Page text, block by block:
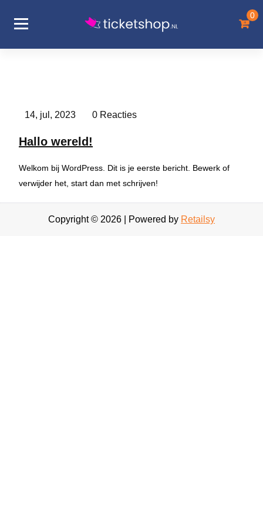
naar
0
14, jul, 2023 0 Reacties
Hallo wereld!
Welkom bij WordPress. Dit is je eerste bericht. Bewerk of
verwijder het, start dan met schrijven!
Copyright © 2026 | Powered by Retailsy